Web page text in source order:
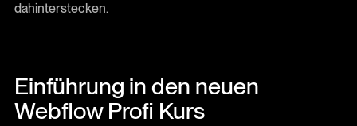
dahinterstecken.
Einführung in den neuen
Webflow Profi Kurs